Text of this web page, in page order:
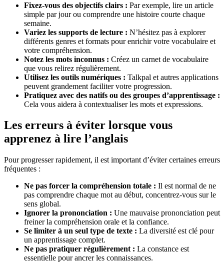
Fixez-vous des objectifs clairs : Par exemple, lire un article
simple par jour ou comprendre une histoire courte chaque
semaine.
Variez les supports de lecture : N’hésitez pas à explorer
différents genres et formats pour enrichir votre vocabulaire et
votre compréhension.
Notez les mots inconnus : Créez un carnet de vocabulaire
que vous relirez régulièrement.
Utilisez les outils numériques : Talkpal et autres applications
peuvent grandement faciliter votre progression.
Pratiquez avec des natifs ou des groupes d’apprentissage :
Cela vous aidera à contextualiser les mots et expressions.
Les erreurs à éviter lorsque vous
apprenez à lire l’anglais
Pour progresser rapidement, il est important d’éviter certaines erreurs
fréquentes :
Ne pas forcer la compréhension totale : Il est normal de ne
pas comprendre chaque mot au début, concentrez-vous sur le
sens global.
Ignorer la prononciation : Une mauvaise prononciation peut
freiner la compréhension orale et la confiance.
Se limiter à un seul type de texte : La diversité est clé pour
un apprentissage complet.
Ne pas pratiquer régulièrement : La constance est
essentielle pour ancrer les connaissances.